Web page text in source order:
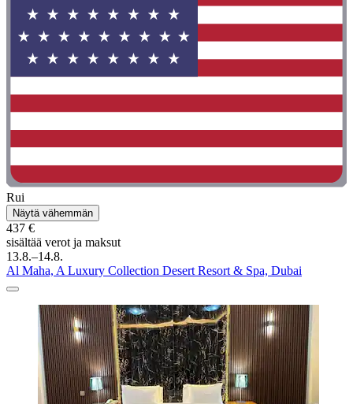
Rui
Näytä vähemmän
437 €
sisältää verot ja maksut
13.8.–14.8.
Al Maha, A Luxury Collection Desert Resort & Spa, Dubai